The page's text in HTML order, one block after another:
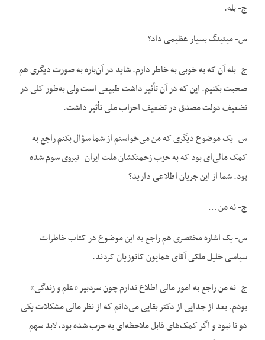
ج- بله.
س- میتینگ بسیار عظیمی داد؟
ج- بله آن که به خوبی به خاطر دارم. شاید در آن‌باره به صورت دیگری هم
صحبت بکنیم. این که در آن تأثیر داشت طبیعی است ولی به‌طور کلی در
تضعیف دولت مصدق در تضعیف احزاب ملی تأثیر داشت.
س- یک موضوع دیگری که من می‌خواستم از شما سؤال بکنم راجع به
کمک مالی‌ای بود که به حزب زحمتکشان ملت ایران- نیروی سوم شده
بود. شما از این جریان اطلاعی دارید؟
ج- نه من …
س- یک اشاره مختصری هم راجع به این موضوع در کتاب خاطرات
سیاسی خلیل ملکی آقای همایون کاتوزیان کردند.
ج- نه من راجع به امور مالی اطلاع ندارم چون سردبیر «علم و زندگی»
بودم. بعد از جدایی از دکتر بقایی می‌دانم که از نظر مالی مشکلات یکی
دو تا نبود و اگر کمک‌های قابل ملاحظه‌ای به حزب شده بود، لابد سهم